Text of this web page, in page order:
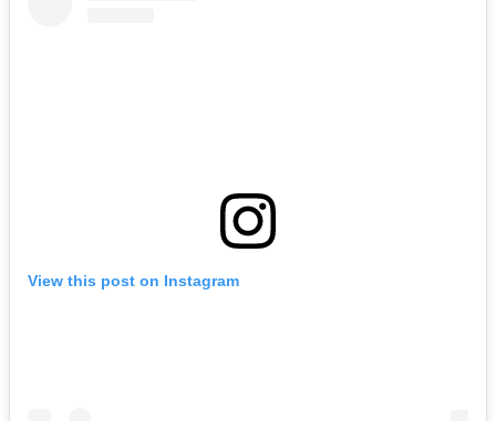
View this post on Instagram